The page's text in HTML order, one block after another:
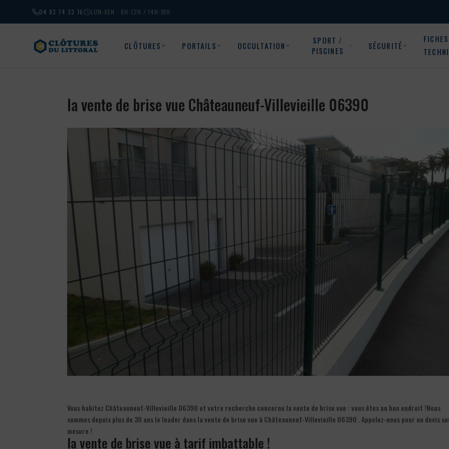
04 93 74 33 76 LUN-VEN · 8H-12H / 14H-18H
CLÔTURES PORTAILS OCCULTATION
SPORT /
PISCINES
SÉCURITÉ
FICHES
la vente de brise vue Châteauneuf-Villevieille 06390
Vous habitez Châteauneuf-Villevieille 06390 et votre recherche concerne la vente de brise vue : vous êtes au bon endroit !Nous
sommes depuis plus de 30 ans le leader dans la vente de brise vue à Châteauneuf-Villevieille 06390 . Appelez-nous pour un devis
mesure !
la vente de brise vue à tarif imbattable !